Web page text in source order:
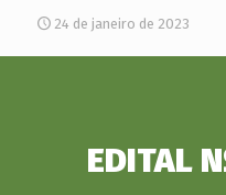
24 de janeiro de 2023
EDITAL